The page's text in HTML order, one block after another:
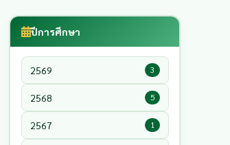
ปีการศึกษา
2569 3
2568 5
2567 1